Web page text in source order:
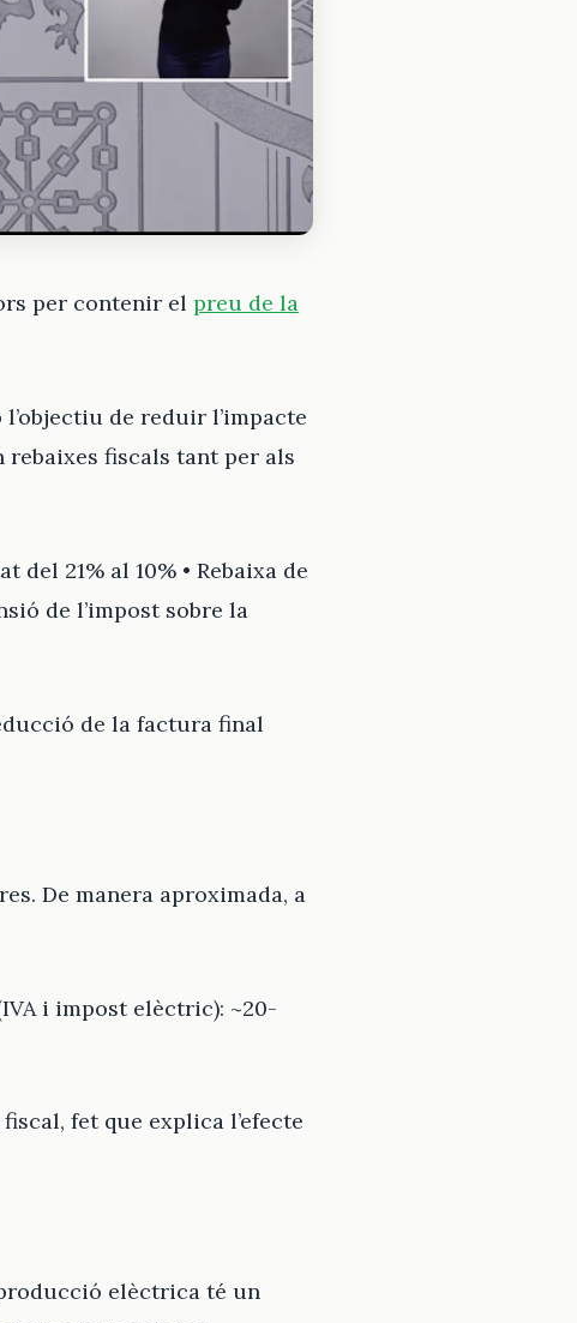
per contenir el preu de la
de reduir l’impacte
rebaixes fiscals tant per als
del 21% al 10% • Rebaixa de
de l’impost sobre la
de la factura final
De manera aproximada, a
i impost elèctric): ~20-
fet que explica l’efecte
elèctrica té un